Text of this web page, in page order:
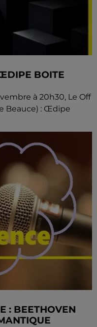
BOITE
à 20h30, Le Off
Beauce) : Œdipe
: BEETHOVEN